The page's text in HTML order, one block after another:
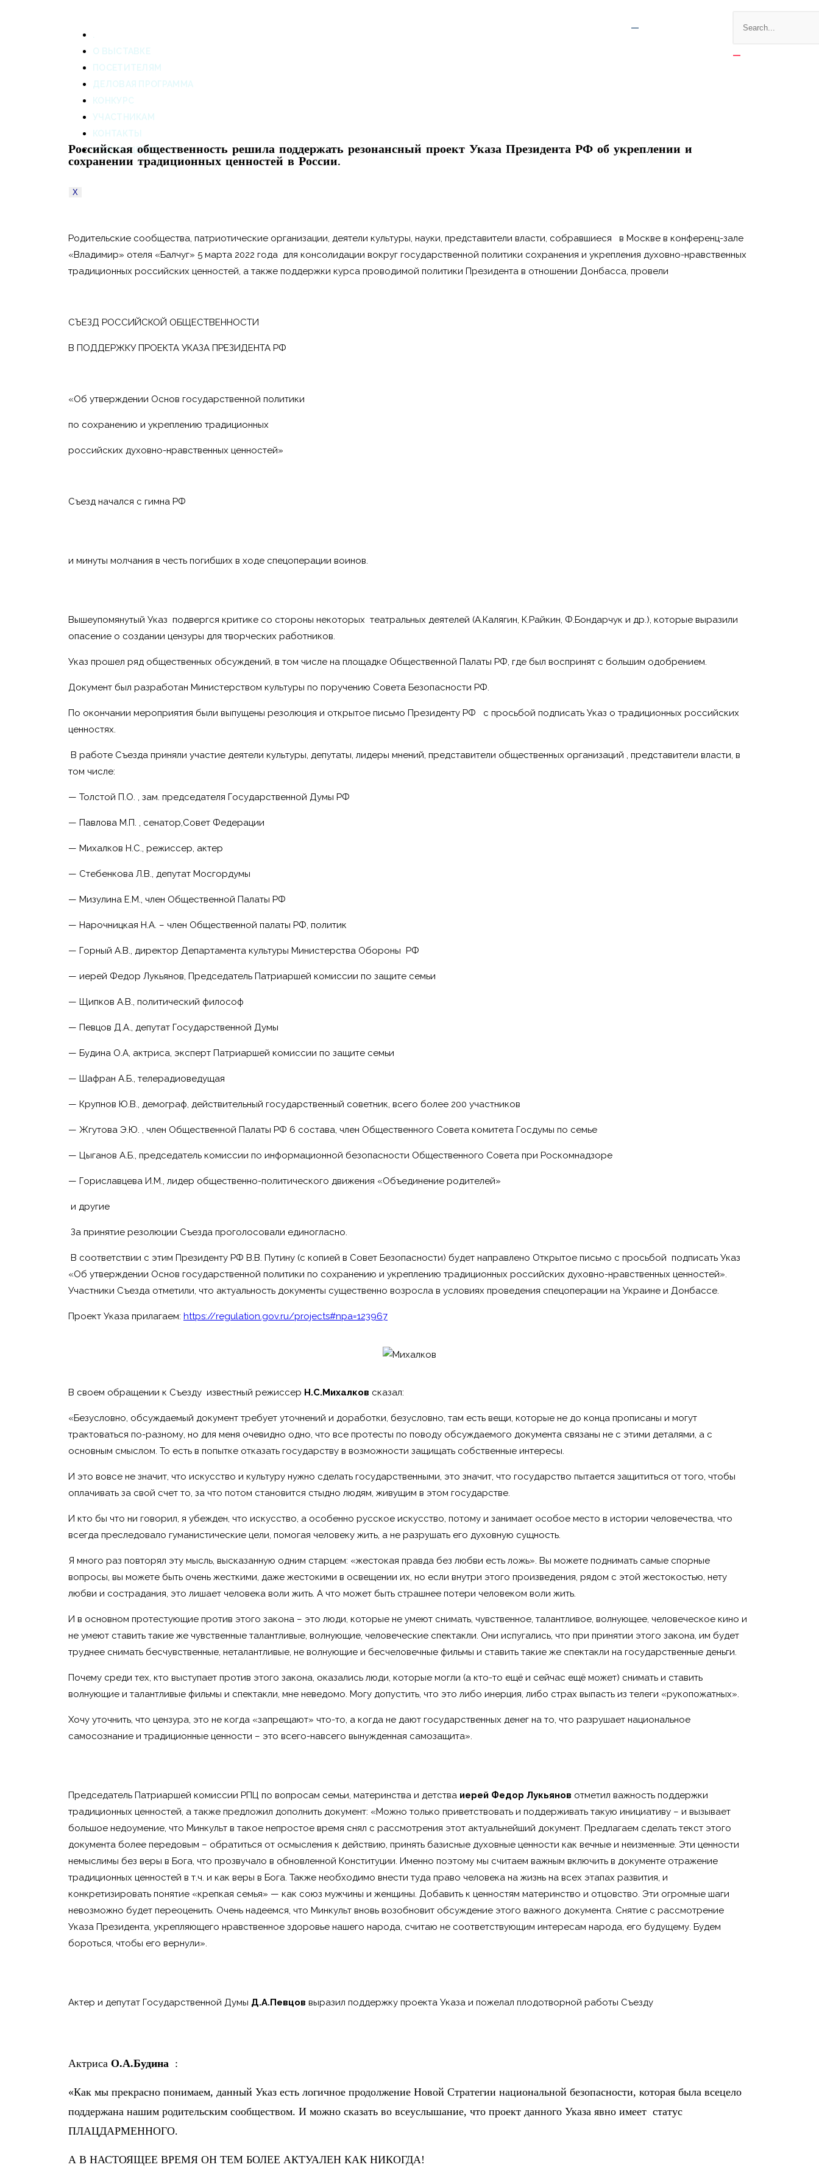
О ВЫСТАВКЕ
ПОСЕТИТЕЛЯМ
ДЕЛОВАЯ ПРОГРАММА
КОНКУРС
УЧАСТНИКАМ
КОНТАКТЫ
МЕДИА-ЦЕНТР
X
Российская общественность решила поддержать резонансный проект Указа Президента РФ об укреплении и
сохранении традиционных ценностей в России.
Родительские сообщества, патриотические организации, деятели культуры, науки, представители власти, собравшиеся в Москве в конференц-зале
«Владимир» отеля «Балчуг» 5 марта 2022 года для консолидации вокруг государственной политики сохранения и укрепления духовно-нравственных
традиционных российских ценностей, а также поддержки курса проводимой политики Президента в отношении Донбасса, провели
СЪЕЗД РОССИЙСКОЙ ОБЩЕСТВЕННОСТИ
В ПОДДЕРЖКУ ПРОЕКТА УКАЗА ПРЕЗИДЕНТА РФ
«Об утверждении Основ государственной политики
по сохранению и укреплению традиционных
российских духовно-нравственных ценностей»
Съезд начался с гимна РФ
и минуты молчания в честь погибших в ходе спецоперации воинов.
Вышеупомянутый Указ подвергся критике со стороны некоторых театральных деятелей (А.Калягин, К.Райкин, Ф.Бондарчук и др.), которые выразили
опасение о создании цензуры для творческих работников.
Указ прошел ряд общественных обсуждений, в том числе на площадке Общественной Палаты РФ, где был воспринят с большим одобрением.
Документ был разработан Министерством культуры по поручению Совета Безопасности РФ.
По окончании мероприятия были выпущены резолюция и открытое письмо Президенту РФ с просьбой подписать Указ о традиционных российских
ценностях.
В работе Съезда приняли участие деятели культуры, депутаты, лидеры мнений, представители общественных организаций , представители власти, в
том числе:
— Толстой П.О. , зам. председателя Государственной Думы РФ
— Павлова М.П. , сенатор,Совет Федерации
— Михалков Н.С., режиссер, актер
— Стебенкова Л.В., депутат Мосгордумы
— Мизулина Е.М., член Общественной Палаты РФ
— Нарочницкая Н.А. – член Общественной палаты РФ, политик
— Горный А.В., директор Департамента культуры Министерства Обороны РФ
— иерей Федор Лукьянов, Председатель Патриаршей комиссии по защите семьи
— Щипков А.В., политический философ
— Певцов Д.А., депутат Государственной Думы
— Будина О.А, актриса, эксперт Патриаршей комиссии по защите семьи
— Шафран А.Б., телерадиоведущая
— Крупнов Ю.В., демограф, действительный государственный советник, всего более 200 участников
— Жгутова Э.Ю. , член Общественной Палаты РФ 6 состава, член Общественного Совета комитета Госдумы по семье
— Цыганов А.Б., председатель комиссии по информационной безопасности Общественного Совета при Роскомнадзоре
— Гориславцева И.М., лидер общественно-политического движения «Объединение родителей»
и другие
За принятие резолюции Съезда проголосовали единогласно.
В соответствии с этим Президенту РФ В.В. Путину (с копией в Совет Безопасности) будет направлено Открытое письмо с просьбой подписать Указ
«Об утверждении Основ государственной политики по сохранению и укреплению традиционных российских духовно-нравственных ценностей».
Участники Съезда отметили, что актуальность документы существенно возросла в условиях проведения спецоперации на Украине и Донбассе.
Проект Указа прилагаем: https://regulation.gov.ru/projects#npa=123967
В своем обращении к Съезду известный режиссер Н.С.Михалков сказал:
«Безусловно, обсуждаемый документ требует уточнений и доработки, безусловно, там есть вещи, которые не до конца прописаны и могут
трактоваться по-разному, но для меня очевидно одно, что все протесты по поводу обсуждаемого документа связаны не с этими деталями, а с
основным смыслом. То есть в попытке отказать государству в возможности защищать собственные интересы.
И это вовсе не значит, что искусство и культуру нужно сделать государственными, это значит, что государство пытается защититься от того, чтобы
оплачивать за свой счет то, за что потом становится стыдно людям, живущим в этом государстве.
И кто бы что ни говорил, я убежден, что искусство, а особенно русское искусство, потому и занимает особое место в истории человечества, что
всегда преследовало гуманистические цели, помогая человеку жить, а не разрушать его духовную сущность.
Я много раз повторял эту мысль, высказанную одним старцем: «жестокая правда без любви есть ложь». Вы можете поднимать самые спорные
вопросы, вы можете быть очень жесткими, даже жестокими в освещении их, но если внутри этого произведения, рядом с этой жестокостью, нету
любви и сострадания, это лишает человека воли жить. А что может быть страшнее потери человеком воли жить.
И в основном протестующие против этого закона – это люди, которые не умеют снимать, чувственное, талантливое, волнующее, человеческое кино и
не умеют ставить такие же чувственные талантливые, волнующие, человеческие спектакли. Они испугались, что при принятии этого закона, им будет
труднее снимать бесчувственные, неталантливые, не волнующие и бесчеловечные фильмы и ставить такие же спектакли на государственные деньги.
Почему среди тех, кто выступает против этого закона, оказались люди, которые могли (а кто-то ещё и сейчас ещё может) снимать и ставить
волнующие и талантливые фильмы и спектакли, мне неведомо. Могу допустить, что это либо инерция, либо страх выпасть из телеги «рукопожатных».
Хочу уточнить, что цензура, это не когда «запрещают» что-то, а когда не дают государственных денег на то, что разрушает национальное
самосознание и традиционные ценности – это всего-навсего вынужденная самозащита».
Председатель Патриаршей комиссии РПЦ по вопросам семьи, материнства и детства иерей Федор Лукьянов отметил важность поддержки
традиционных ценностей, а также предложил дополнить документ: «Можно только приветствовать и поддерживать такую инициативу – и вызывает
большое недоумение, что Минкульт в такое непростое время снял с рассмотрения этот актуальнейший документ. Предлагаем сделать текст этого
документа более передовым – обратиться от осмысления к действию, принять базисные духовные ценности как вечные и неизменные. Эти ценности
немыслимы без веры в Бога, что прозвучало в обновленной Конституции. Именно поэтому мы считаем важным включить в документе отражение
традиционных ценностей в т.ч. и как веры в Бога. Также необходимо внести туда право человека на жизнь на всех этапах развития, и
конкретизировать понятие «крепкая семья» — как союз мужчины и женщины. Добавить к ценностям материнство и отцовство. Эти огромные шаги
невозможно будет переоценить. Очень надеемся, что Минкульт вновь возобновит обсуждение этого важного документа. Снятие с рассмотрение
Указа Президента, укрепляющего нравственное здоровье нашего народа, считаю не соответствующим интересам народа, его будущему. Будем
бороться, чтобы его вернули».
Актер и депутат Государственной Думы Д.А.Певцов выразил поддержку проекта Указа и пожелал плодотворной работы Съезду
Актриса О.А.Будина :
«Как мы прекрасно понимаем, данный Указ есть логичное продолжение Новой Стратегии национальной безопасности, которая была всецело
поддержана нашим родительским сообществом. И можно сказать во всеуслышание, что проект данного Указа явно имеет статус
ПЛАЦДАРМЕННОГО.
А В НАСТОЯЩЕЕ ВРЕМЯ ОН ТЕМ БОЛЕЕ АКТУАЛЕН КАК НИКОГДА!